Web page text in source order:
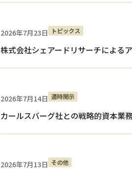
2026年7月23日 トピックス
株式会社シェアードリサーチによる
2026年7月14日 適時開示
カールスバーグ社との戦略的資本業
2026年7月13日 その他